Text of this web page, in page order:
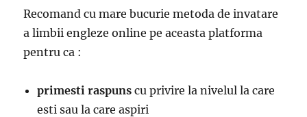
Recomand cu mare bucurie metoda de invatare
a limbii engleze online pe aceasta platforma
pentru ca :
primesti raspuns cu privire la nivelul la care
esti sau la care aspiri